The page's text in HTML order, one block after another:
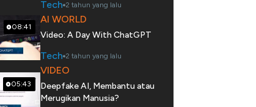
Tech 2 tahun yang lalu
08:41
AI WORLD
Video: A Day With ChatGPT
Tech 2 tahun yang lalu
05:43
VIDEO
Deepfake AI, Membantu atau
Merugikan Manusia?